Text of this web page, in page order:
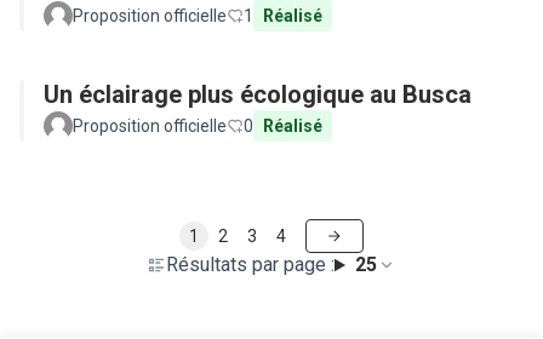
Proposition officielle 1 Réalisé
Un éclairage plus écologique au Busca
Proposition officielle 0 Réalisé
Résultats par page : 25
1 2 3 4